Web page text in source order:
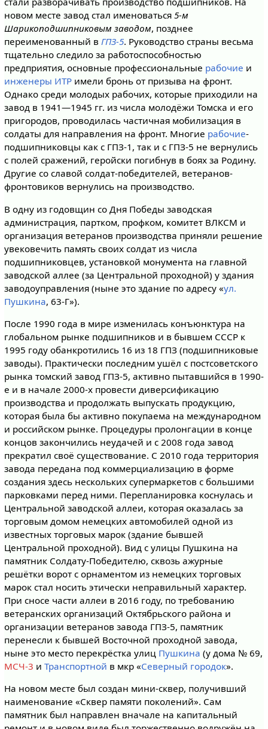
новом месте завод стал именоваться 5-м
Шарикоподшипниковым заводом, позднее
переименованный в ГПЗ-5. Руководство страны весьма
тщательно следило за работоспособностью
предприятия, основные профессиональные рабочие и
инженеры ИТРимели бронь от призыва на фронт.
Однако среди молодых рабочих, которые приходили на
завод в 1941—1945 гг. из числа молодёжи Томска и его
пригородов, проводилась частичная мобилизация в
солдаты для направления на фронт. Многие рабочие-
подшипниковцы как с ГПЗ-1, так и с ГПЗ-5 не вернулись
с полей сражений, геройски погибнув в боях за Родину.
Другие со славой солдат-победителей, ветеранов-
фронтовиков вернулись на производство.
В одну из годовщин со Дня Победы заводская
администрация, партком, профком, комитет ВЛКСМ и
организация ветеранов производства приняли решение
увековечить память своих солдат из числа
подшипниковцев, установкой монумента на главной
заводской аллее (за Центральной проходной) у здания
заводоуправления (ныне это здание по адресу «ул.
Пушкина, 63-Г»).
После 1990 года в мире изменилась конъюнктура на
глобальном рынке подшипников и в бывшем СССР к
1995 году обанкротились 16 из 18 ГПЗ (подшипниковые
заводы). Практически последним ушёл с постсоветского
рынка томский завод ГПЗ-5, активно пытавшийся в 1990-
е и в начале 2000-х провести диверсификацию
производства и продолжать выпускать продукцию,
которая была бы активно покупаема на международном
и российском рынке. Процедуры пролонгации в конце
концов закончились неудачей и с 2008 года завод
прекратил своё существование. С 2010 года территория
завода передана под коммерциализацию в форме
создания здесь нескольких супермаркетов с большими
парковками перед ними. Перепланировка коснулась и
Центральной заводской аллеи, которая оказалась за
торговым домом немецких автомобилей одной из
известных торговых марок (здание бывшей
Центральной проходной). Вид с улицы Пушкина на
памятник Солдату-Победителю, сквозь ажурные
решётки ворот с орнаментом из немецких торговых
марок стал носить этически неправильный характер.
При сносе части аллеи в 2016 году, по требованию
ветеранских организаций Октябрьского района и
организации ветеранов завода ГПЗ-5, памятник
перенесли к бывшей Восточной проходной завода,
ныне это место перекрёстка улиц Пушкина (у дома № 69,
МСЧ-3 и Транспортной в мкр «Северный городок».
На новом месте был создан мини-сквер, получивший
наименование «Сквер памяти поколений». Сам
памятник был направлен вначале на капитальный